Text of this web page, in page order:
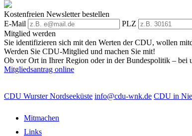
Kostenfreien Newsletter bestellen
E-Mail
PLZ
Mitglied werden
Sie identifizieren sich mit den Werten der CDU, wollen
Werden Sie CDU-Mitglied und machen Sie mit!
Ob vor Ort in Ihrer Region oder in der Bundespolitik – bei
Mitgliedsantrag online
CDU Wurster Nordseeküste info@cdu-wnk.de CDU in
Mitmachen
Links